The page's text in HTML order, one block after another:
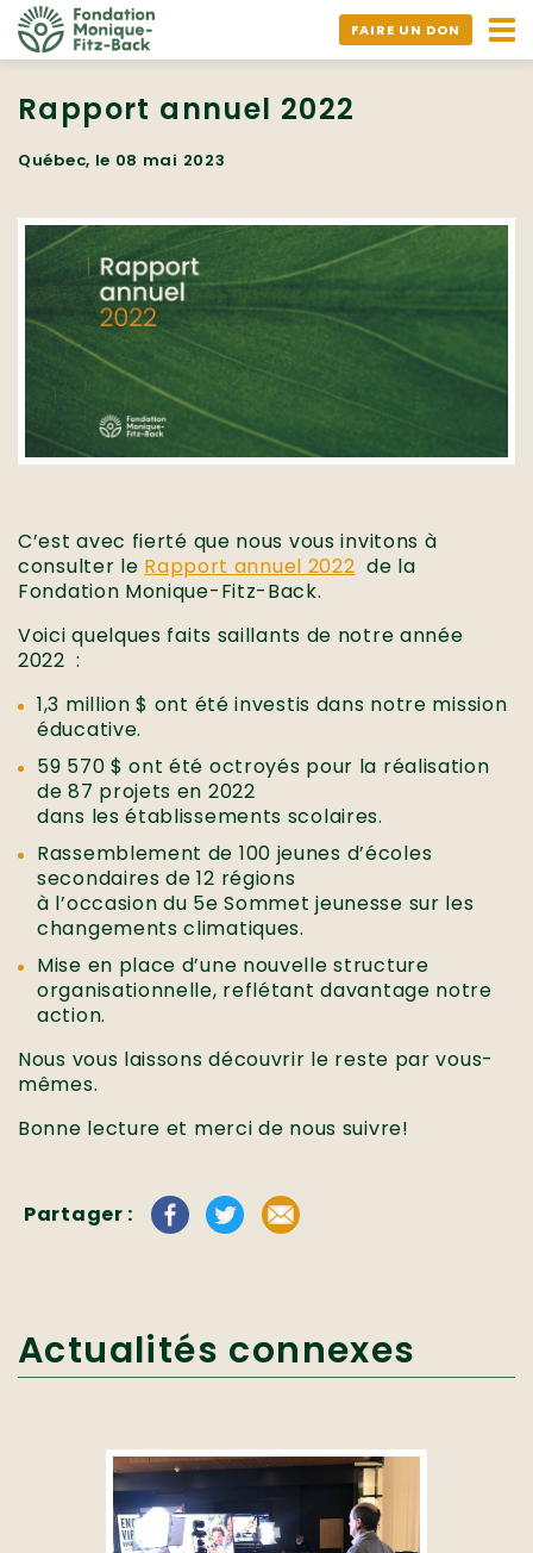
FAIRE UN DON
Rapport annuel 2022
Québec, le 08 mai 2023
C’est avec fierté que nous vous invitons à
consulter le Rapport annuel 2022 de la
Fondation Monique-Fitz-Back.
Voici quelques faits saillants de notre année
2022 :
1,3 million $ ont été investis dans notre mission
éducative.
59 570 $ ont été octroyés pour la réalisation
de 87 projets en 2022
dans les établissements scolaires.
Rassemblement de 100 jeunes d’écoles
secondaires de 12 régions
à l’occasion du 5e Sommet jeunesse sur les
changements climatiques.
Mise en place d’une nouvelle structure
organisationnelle, reflétant davantage notre
action.
Nous vous laissons découvrir le reste par vous-
mêmes.
Bonne lecture et merci de nous suivre!
Partager :
Actualités connexes